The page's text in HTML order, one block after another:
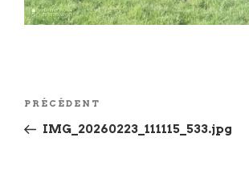
Navigation
l’article
Article
précédent
PRÉCÉDENT
IMG_20260223_111115_533.jpg